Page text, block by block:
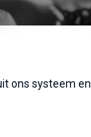
ons systeem en